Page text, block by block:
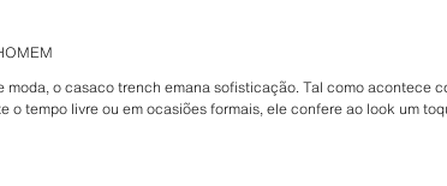
moda, o casaco trench emana sofisticação. Tal como acontece
o tempo livre ou em ocasiões formais, ele confere ao look um